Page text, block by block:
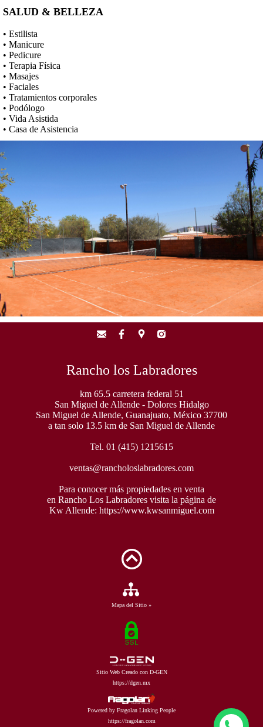
SALUD & BELLEZA
• Estilista
• Manicure
• Pedicure
• Terapia Física
• Masajes
• Faciales
• Tratamientos corporales
• Podólogo
• Vida Asistida
• Casa de Asistencia
Rancho los Labradores
km 65.5 carretera federal 51
San Miguel de Allende - Dolores Hidalgo
San Miguel de Allende, Guanajuato, México 37700
a tan solo 13.5 km de San Miguel de Allende
Tel. 01 (415) 1215615
ventas@rancholoslabradores.com
Para conocer más propiedades en venta
en Rancho Los Labradores visita la página de
Kw Allende: https://www.kwsanmiguel.com
Mapa del Sitio »
Sitio Web Creado con D-GEN
https://dgen.mx
Powered by Fragolan Linking People
https://fragolan.com